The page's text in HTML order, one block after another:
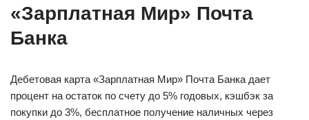
«Зарплатная Мир» Почта
Банка
Дебетовая карта «Зарплатная Мир» Почта Банка дает
процент на остаток по счету до 5% годовых, кэшбэк за
покупки до 3%, бесплатное получение наличных через